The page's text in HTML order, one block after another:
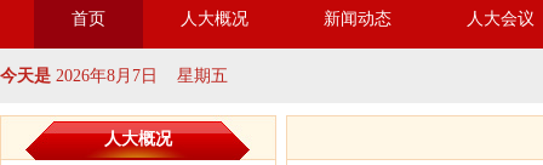
首页 人大概况 新闻动态 人大会议
今天是 2026年8月7日 星期五
人大概况